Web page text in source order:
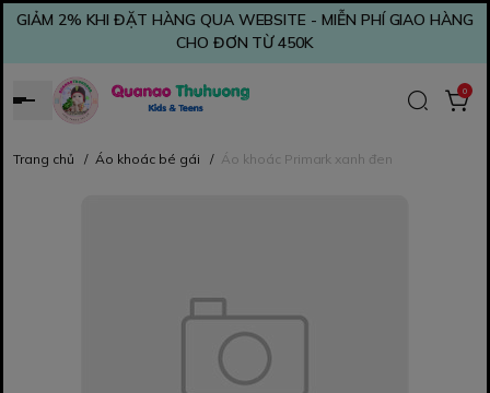
GIẢM 2% KHI ĐẶT HÀNG QUA WEBSITE - MIỄN PHÍ GIAO HÀNG
CHO ĐƠN TỪ 450K
0
Trang chủ / Áo khoác bé gái / Áo khoác Primark xanh đen